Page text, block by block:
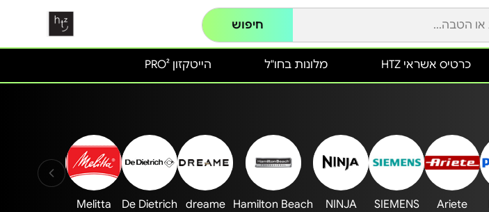
חיפוש
הייטקזון PRO² מלונות בחו"ל כרטיס אשראי HTZ
Ariete
SIEMENS
NINJA
Hamilton Beach
dreame
De Dietrich
Melitta